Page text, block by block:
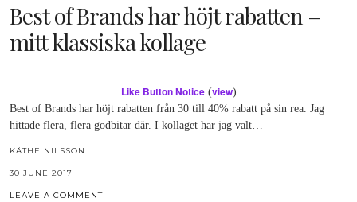
Best of Brands har höjt rabatten –
mitt klassiska kollage
Like Button Notice(view)
Best of Brands har höjt rabatten från 30 till 40% rabatt på sin rea. Jag
hittade flera, flera godbitar där. I kollaget har jag valt…
KÄTHE NILSSON
30 JUNE 2017
LEAVE A COMMENT